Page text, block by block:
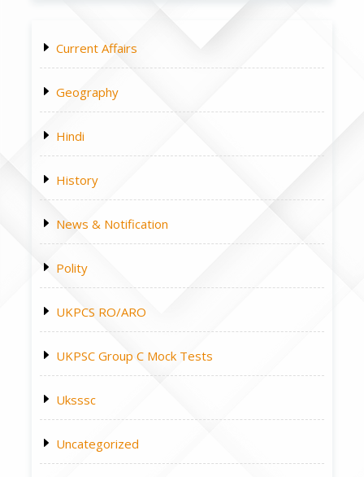
Current Affairs
Geography
Hindi
History
News & Notification
Polity
UKPCS RO/ARO
UKPSC Group C Mock Tests
Uksssc
Uncategorized